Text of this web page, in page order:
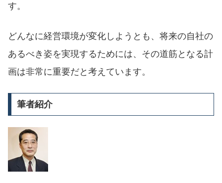
す。
どんなに経営環境が変化しようとも、将来の自社の
あるべき姿を実現するためには、その道筋となる計
画は非常に重要だと考えています。
筆者紹介